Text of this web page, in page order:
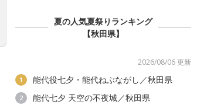
夏の人気夏祭りランキング
【秋田県】
2026/08/06 更新
1 能代役七夕・能代ねぶながし／秋田県
2 能代七夕 天空の不夜城／秋田県